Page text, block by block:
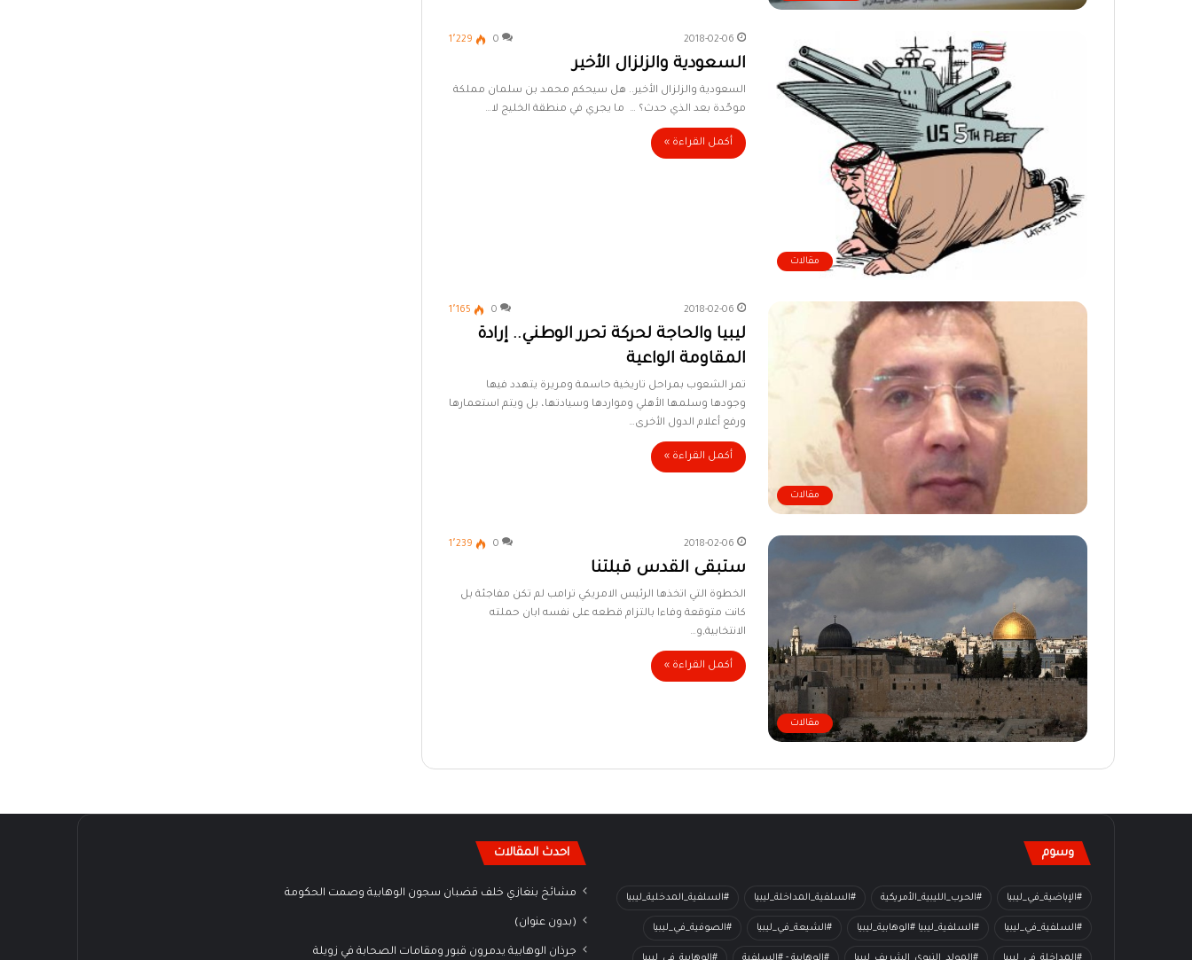
مقالات
2018-02-06
0 1٬229
السعودية والزلزال الأخير
السعودية والزلزال الأخير.. هل سيحكم محمد بن سلمان مملكة
موحّدة بعد الذي حدث؟ … ما يجري في منطقة الخليج لا…
أكمل القراءة »
مقالات
2018-02-06
0 1٬165
ليبيا والحاجة لحركة تحرر الوطني.. إرادة
المقاومة الواعية
تمر الشعوب بمراحل تاريخية حاسمة ومريرة يتهدد فيها
وجودها وسلمها الأهلي ومواردها وسيادتها، بل ويتم استعمارها
ورفع أعلام الدول الأخرى…
أكمل القراءة »
مقالات
2018-02-06
0 1٬239
ستبقى القدس قبلتنا
الخطوة التي اتخذها الرئيس الامريكي ترامب لم تكن مفاجئة بل
كانت متوقعة وفاءا بالتزام قطعه على نفسه ابان حملته
الانتخابية,و…
أكمل القراءة »
وسوم
#الإباضية_في_ليبيا #الحرب_الليبية_الأمريكية #السلفية_المداخلة_ليبيا #السلفية_المدخلية_ليبيا
#السلفية_في_ليبيا #السلفية_ليبيا #الوهابية_ليبيا #الشيعة_في_ليبيا #الصوفية_في_ليبيا
احدث المقالات
مشائخ بنغازي خلف قضبان سجون الوهابية وصمت الحكومة
(بدون عنوان)
جرذان الوهابية يدمرون قبور ومقامات الصحابة في زويلة